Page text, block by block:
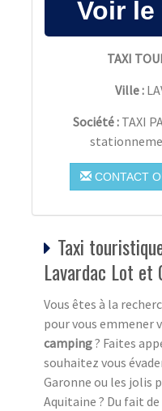
TAXI
Ville :
Société : TAXI
CONTACT
Taxi
Lavardac Lot et
Vous êtes à la
pour vous emmener
camping? Faites
souhaitez vous
Garonne ou les jolis
Aquitaine ? Du fait